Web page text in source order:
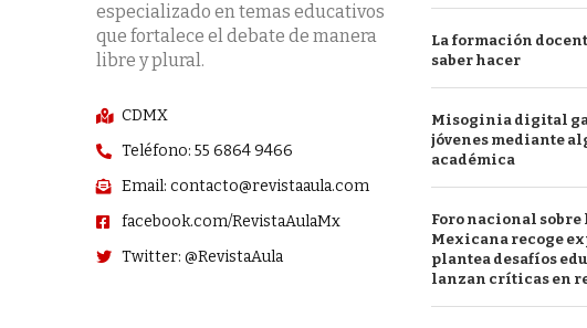
especializado en temas educativos
que fortalece el debate de manera
libre y plural.
CDMX
Teléfono: 55 6864 9466
Email: contacto@revistaaula.com
facebook.com/RevistaAulaMx
Twitter: @RevistaAula
La formación
saber hacer
Misoginia digital
jóvenes mediante
académica
Foro nacional sobre
Mexicana recoge
plantea desafíos
lanzan críticas en